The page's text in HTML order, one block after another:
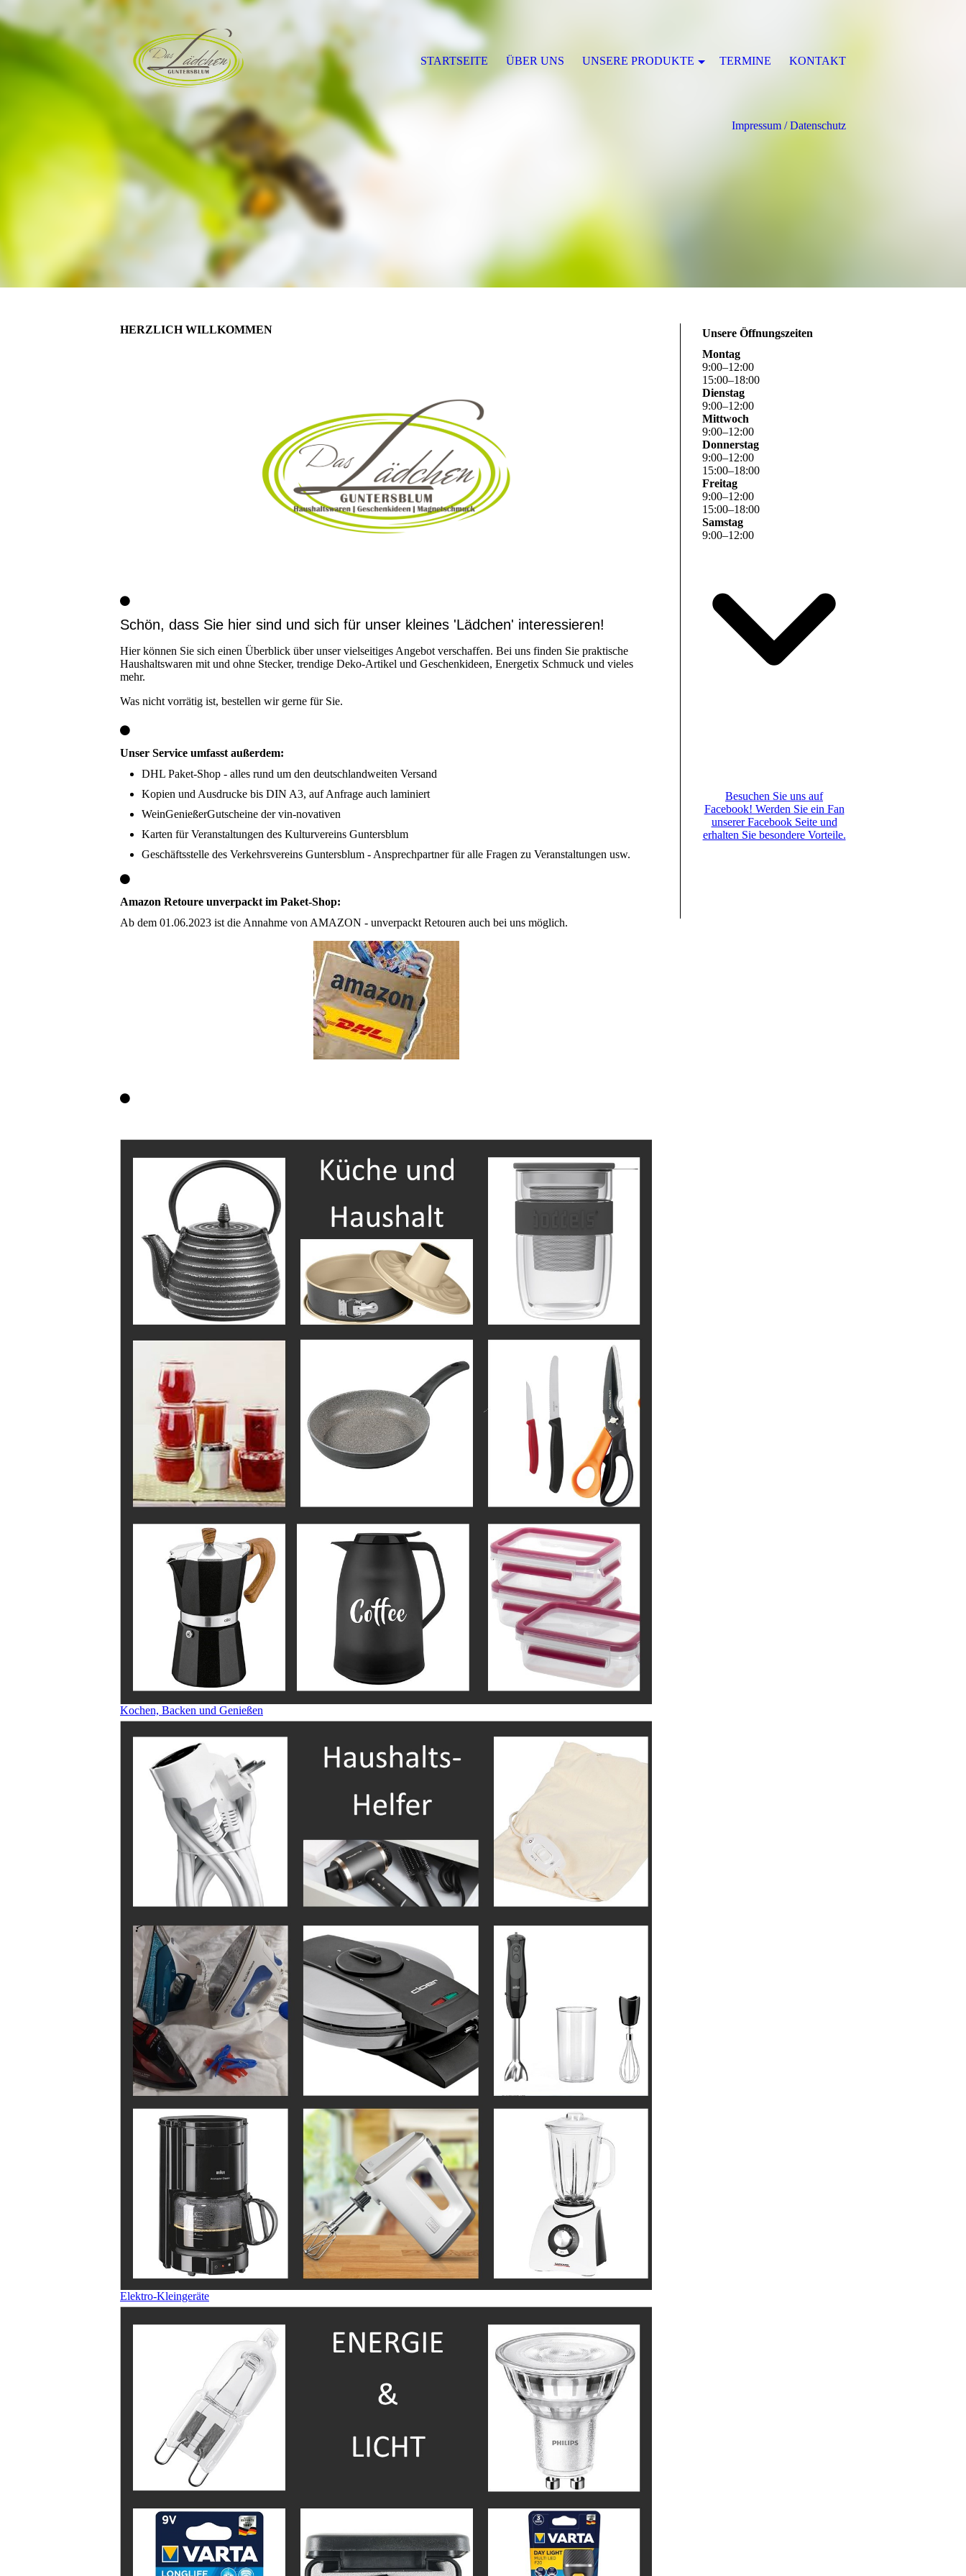
HERZLICH WILLKOMMEN
Schön, dass Sie hier sind und sich für unser kleines 'Lädchen' interessieren!
Hier können Sie sich einen Überblick über unser vielseitiges Angebot verschaffen. Bei uns finden Sie praktische
Haushaltswaren mit und ohne Stecker, trendige Deko-Artikel und Geschenkideen, Energetix Schmuck und vieles
mehr.
Was nicht vorrätig ist, bestellen wir gerne für Sie.
Unser Service umfasst außerdem:
DHL Paket-Shop - alles rund um den deutschlandweiten Versand
Kopien und Ausdrucke bis DIN A3, auf Anfrage auch laminiert
WeinGenießerGutscheine der vin-novativen
Karten für Veranstaltungen des Kulturvereins Guntersblum
Geschäftsstelle des Verkehrsvereins Guntersblum - Ansprechpartner für alle Fragen zu Veranstaltungen usw.
Amazon Retoure unverpackt im Paket-Shop:
Ab dem 01.06.2023 ist die Annahme von AMAZON - unverpackt Retouren auch bei uns möglich.
Kochen, Backen und Genießen
Elektro-Kleingeräte
Unsere Öffnungszeiten
Montag
9:00–12:00
15:00–18:00
Dienstag
9:00–12:00
Mittwoch
9:00–12:00
Donnerstag
9:00–12:00
15:00–18:00
Freitag
9:00–12:00
15:00–18:00
Samstag
9:00–12:00
Besuchen Sie uns auf
Facebook! Werden Sie ein Fan
unserer Facebook Seite und
erhalten Sie besondere Vorteile.
STARTSEITE ÜBER UNS UNSERE PRODUKTE TERMINE KONTAKT
Impressum / Datenschutz